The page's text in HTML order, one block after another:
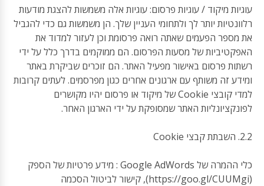
עוגיות מיקוד / עוגיות פרסום: עוגיות אלה משמשות להצגת מודעות
רלוונטיות יותר לך ולתחומי העניין שלך. הן משמשות גם כדי להגביל
את מספר הפעמים שאתה רואה פרסומת וכן לעזור למדוד את
האפקטיביות של מסעות הפרסום. הם ממוקמים בדרך כלל על ידי
רשתות פרסום באישור מפעיל האתר. הם זוכרים שביקרת באתר
ומידע זה משותף עם ארגונים אחרים כגון מפרסמים. לעתים קרובות
למדי קובצי Cookie של מיקוד או פרסום יהיו מקושרים
לפונקציונליות האתר שמסופקת על ידי הארגון האחר.
2.2. השבתת קבצי Cookie
כלי ההמרה של Google AdWords : מידע פרטיות של הספק
(https://goo.gl/CUUMgi), קישור לביטול הסכמה